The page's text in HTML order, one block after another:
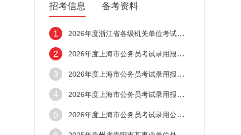
招考信息 备考资料
1 2026年度浙江省各级机关单位考试录用公务员
2 2026年度上海市公务员考试录用报名时间
3 2026年度上海市公务员考试录用报名条件
4 2026年度上海市公务员考试录用报名入口
5 2026年度上海市公务员考试录用公告已发布